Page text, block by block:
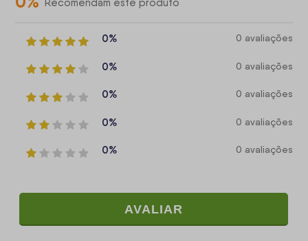
Recomendam este produto
0% 0 avaliações
0% 0 avaliações
0% 0 avaliações
0% 0 avaliações
0% 0 avaliações
AVALIAR